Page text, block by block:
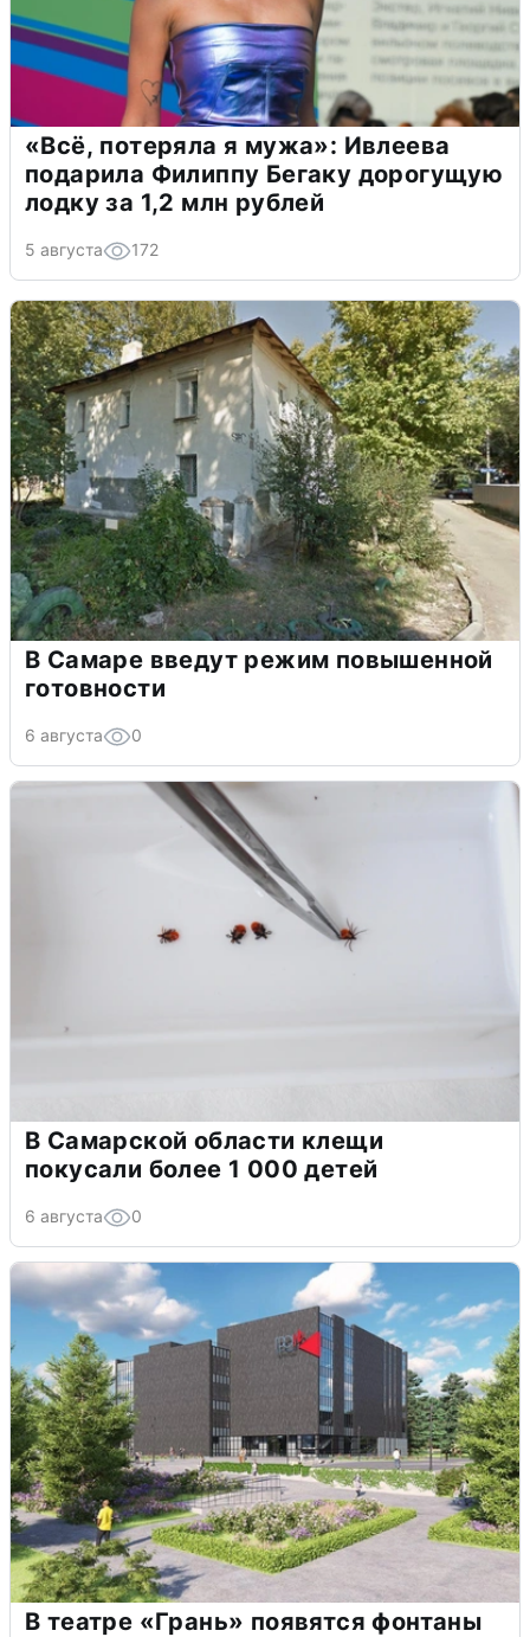
«Всё, потеряла я мужа»: Ивлеева
подарила Филиппу Бегаку дорогущую
лодку за 1,2 млн рублей
5 августа 172
В Самаре введут режим повышенной
готовности
6 августа 0
В Самарской области клещи
покусали более 1 000 детей
6 августа 0
В театре «Грань» появятся фонтаны